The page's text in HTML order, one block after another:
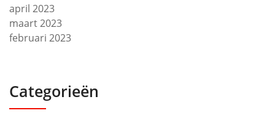
april 2023
maart 2023
februari 2023
Categorieën